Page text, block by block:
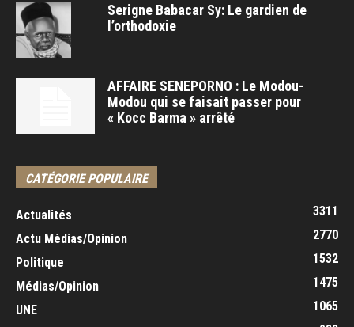
Serigne Babacar Sy: Le gardien de
l’orthodoxie
AFFAIRE SENEPORNO : Le Modou-
Modou qui se faisait passer pour
« Kocc Barma » arrêté
CATÉGORIE POPULAIRE
Actualités
3311
Actu Médias/Opinion
2770
Politique
1532
Médias/Opinion
1475
UNE
1065